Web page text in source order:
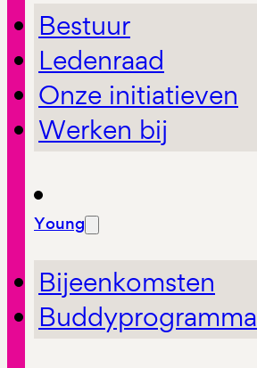
Bestuur
Ledenraad
Onze initiatieven
Werken bij
Young
Bijeenkomsten
Buddyprogramma